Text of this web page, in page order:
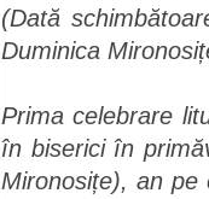
(Dată
Duminica
Prima celebrare
în biserici în
Mironosițe), an pe